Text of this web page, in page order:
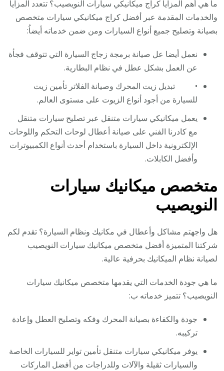
ما هي أهم المزايا كراج ميكانيكي سيارات النويصيب؟ تتعدد المزايا
والخدمات المقدمة عبر أفضل كراج ميكانيكي سيارات متخصص
بصيانة وتصليح جميع أنواع السيارات ومن ضمن خدماته أيضاُ:
نعمل أيضا عل صيانة برمجة زجاج السيارة التي تتوقف فجأة
عن العمل بشكل عطل في نظام البطارية.
• تبديل زيت المحرك وصيانة الفلاتر تأمين زيت
للسيارة من أجود أنواع الزيوت على مستوى العالم.
يعمل ميكانيكي سيارات متنقل عبر تصليح سيارات متنقل
مع كادرنا الفني على صيانة أعطال لوحات التحكم واللوحات
الإلكترونية داخل السيارة باستخدام أحدث أنواع الكمبيوترات
وأفضل الكابلات.
متخصص ميكانيك سيارات
النويصيب
هل واجهتم مشاكل وأعطال في مكانيك ونظام السيارة؟ تقدم لكم
شركتنا المتميزة أفضل متخصص ميكانيك سيارات النويصيب
لصيانة نظام الميكانيك بحرفية عالية.
ما هي جودة الخدمات التي يقدمها متخصص ميكانيك سيارات
النويصيب؟ تتميز خدماته ب:
جودة والكفاءة بصيانة المحرك وفكه وتصليح العطل وإعادة
تركيبه.
يوفر ميكانيكي سيارات متنقل تأمين تواير للسيارات الخاصة
والسيارات ثقيلة والآلات وللدراجات من أفضل الماركات